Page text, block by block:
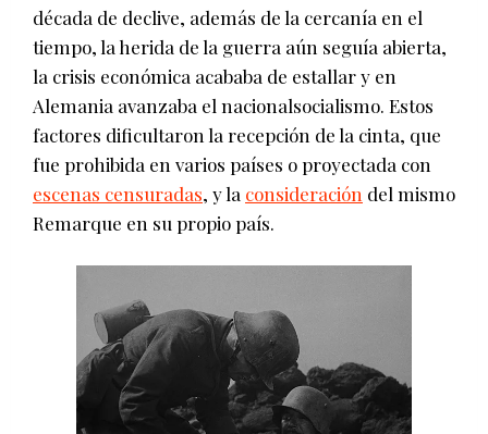
década de declive, además de la cercanía en el
tiempo, la herida de la guerra aún seguía abierta,
la crisis económica acababa de estallar y en
Alemania avanzaba el nacionalsocialismo. Estos
factores dificultaron la recepción de la cinta, que
fue prohibida en varios países o proyectada con
escenas censuradas, y la consideración del mismo
Remarque en su propio país.